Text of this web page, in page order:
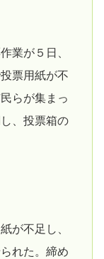
業が５日、
票用紙が不
らが集まっ
、投票箱の
が不足し、
れた。締め